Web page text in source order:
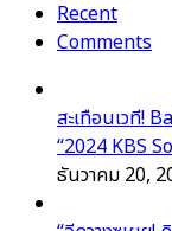
Recent
Comments
สะเทือนเวที!
“2024 KBS
ธันวาคม 20,